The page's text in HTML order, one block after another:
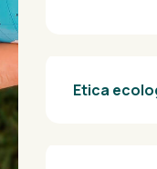
Etica